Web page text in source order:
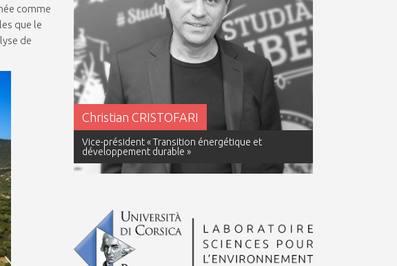
comme
que le
de
Christian CRISTOFARI
Vice-président « Transition énergétique et
développement durable »